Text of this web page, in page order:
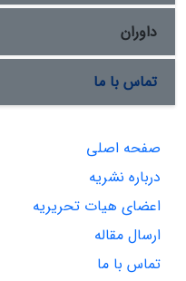
داوران
تماس با ما
صفحه اصلی
درباره نشریه
اعضای هیات تحریریه
ارسال مقاله
تماس با ما